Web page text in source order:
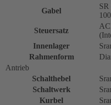
Gabel
SR
Steuersatz
Innenlager
Rahmenform
Antrieb
Schalthebel
Schaltwerk
Kurbel